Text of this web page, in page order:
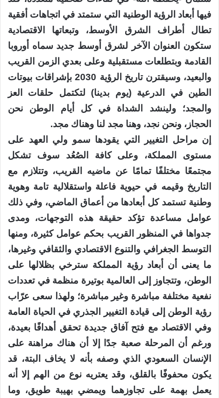
فيها أبعاد الرؤية الوطنية التي ستمتد في اتجاهات أفقية
تطال أطراف الشرق الأوسط، وتبعاتها الاقتصادية
ستكون العنوان الآخر لشرق أوسط جديد سماه أوروبا
القادمة وبتطلعات مستقبلية وعلى بعدي الزمن القريب
والبعيد، وسيقترن تاريخ الرؤية 2030 بإشراقات بيوتات
الطين في الدرعية (يوم بدينا) لتكتمل حلقات العز
والمجد؛ ولينشد الشداة في كل أيام الوطن نحن
الحجاز، ونحن نجد، وهنا مجد لنا وهناك مجد.
إن مراحل التغيير التي يقودها سمو ولي العهد على
مستوى المملكة، وعلى كافة الصُعُد سوف تشكل
مجتمعًا مختلفًا تمامًا عن ماضيه القريب، وتتلازم مع
التاريخ وقيمه في حيوية فاعلة واستقلالية تامة وهوية
وطنية تستمد كل أبعادها من أعماق الماضي، وفي ذلك
عوامل مساعدة تؤكد حقيقة هذه التوجهات، ومدى
جدواها في المنظور القريب بحكم عوامل كثيرة، ومنها
التوسط الجغرافي والتنوع الاقتصادي والثقافي وغيرها،
ما يعنى أن أبعاد رؤية المملكة سترخي بظلالها على
الوطن، وتتجاوز إلى العالمية بوتيرة منظمة في تعددات
نفعية مختلفة مباشرة وغير مباشرة؛ ولهذا سعى عرّاب
رؤية الوطن إلى قيادة التغيير الجذري في الحياة العامة
وفي الاقتصاد مع فتح آفاق جديدة تحقق أهدافًا بعيدة،
ورغم أن المرحلة صعبة جدًا إلا أن هناك مراهنة على
الإنسان السعودي الذي وصفه بأنه لا يخاف البتة، قد
يكون محفوفًا بالقلق، وقد يعتريه نوع من الهم إلا أنه
يعمل بهمة على تجاوزهما ويمضي بهيبة طويق، وما